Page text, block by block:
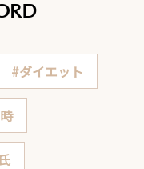
#ダイエット